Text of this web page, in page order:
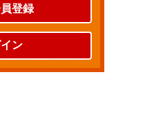
登録
ン